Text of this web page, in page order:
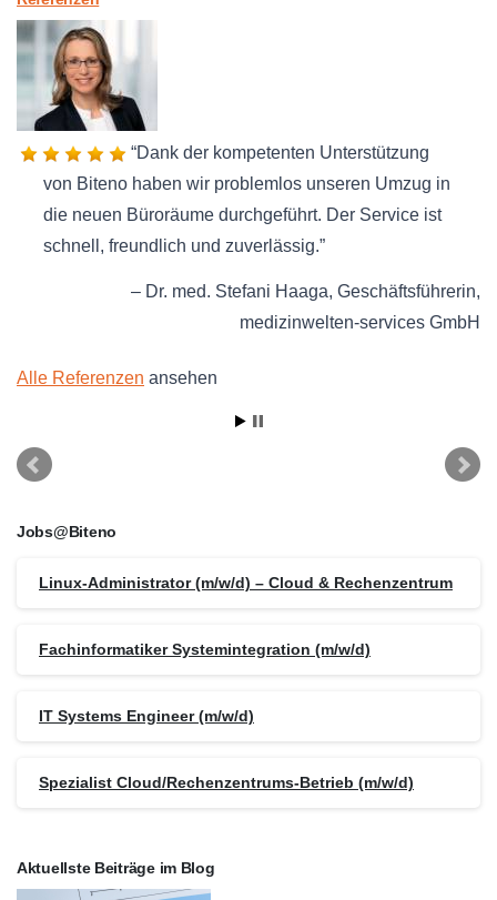
Dank der kompetenten Unterstützung
von Biteno haben wir problemlos unseren Umzug in
die neuen Büroräume durchgeführt. Der Service ist
schnell, freundlich und zuverlässig.
Dr. med. Stefani Haaga Geschäftsführerin
medizinwelten-services GmbH
Alle Referenzen ansehen
Jobs@Biteno
Linux-Administrator (m/w/d) – Cloud & Rechenzentrum
Fachinformatiker Systemintegration (m/w/d)
IT Systems Engineer (m/w/d)
Spezialist Cloud/Rechenzentrums-Betrieb (m/w/d)
Aktuellste Beiträge im Blog